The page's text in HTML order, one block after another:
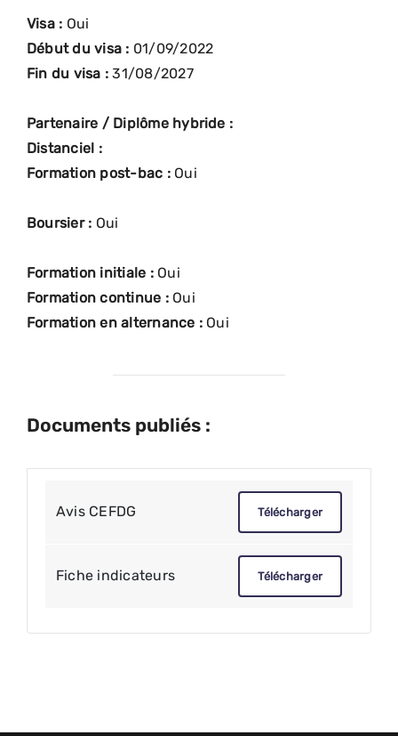
Visa : Oui
Début du visa : 01/09/2022
Fin du visa :31/08/2027
Partenaire / Diplôme hybride :
Distanciel :
Formation post-bac : Oui
Boursier : Oui
Formation initiale : Oui
Formation continue : Oui
Formation en alternance : Oui
Documents publiés :
Avis CEFDG Télécharger
Fiche indicateurs Télécharger